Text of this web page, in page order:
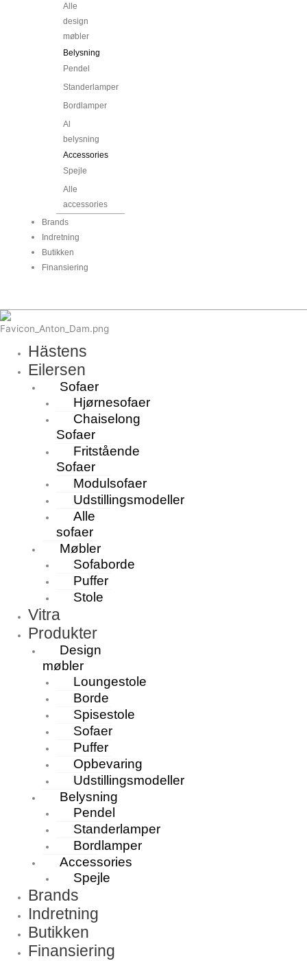
Alle
design
møbler
Belysning
Pendel
Standerlamper
Bordlamper
Al
belysning
Accessories
Spejle
Alle
accessories
Brands
Indretning
Butikken
Finansiering
Hästens
Eilersen
Sofaer
Hjørnesofaer
Chaiselong
Sofaer
Fritstående
Sofaer
Modulsofaer
Udstillingsmodeller
Alle
sofaer
Møbler
Sofaborde
Puffer
Stole
Vitra
Produkter
Design
møbler
Loungestole
Borde
Spisestole
Sofaer
Puffer
Opbevaring
Udstillingsmodeller
Belysning
Pendel
Standerlamper
Bordlamper
Accessories
Spejle
Brands
Indretning
Butikken
Finansiering